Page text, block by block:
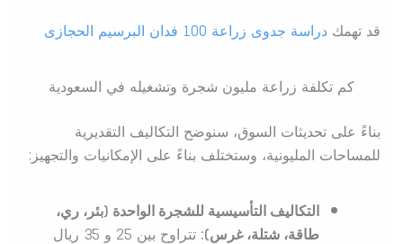
قد تهمك دراسة جدوى زراعة 100 فدان البرسيم الحجازى
كم تكلفة زراعة مليون شجرة وتشغيله في السعودية
بناءً على تحديثات السوق، سنوضح التكاليف التقديرية
للمساحات المليونية، وستختلف بناءً على الإمكانيات والتجهيز:
التكاليف التأسيسية للشجرة الواحدة (بئر، ري،
طاقة، شتلة، غرس):
تتراوح بين 25 و 35 ريال